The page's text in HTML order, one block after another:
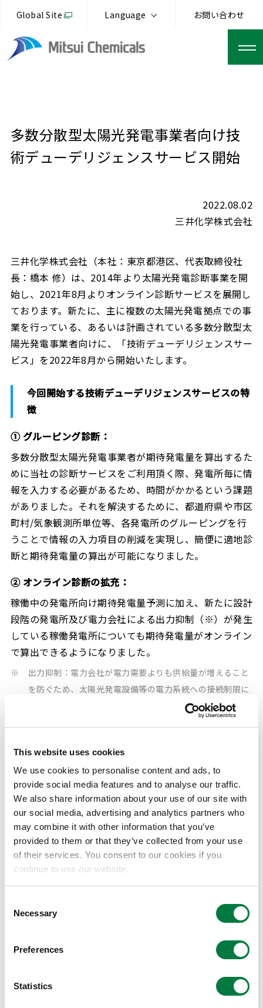
This website uses cookies
We use cookies to personalise content and ads, to
provide social media features and to analyse our traffic.
We also share information about your use of our site with
our social media, advertising and analytics partners who
may combine it with other information that you’ve
provided to them or that they’ve collected from your use
of their services. You consent to our cookies if you
continue to use our website.
Selection
Necessary
Preferences
Statistics
Global Site Language お問い合わせ
多数分散型太陽光発電事業者向け技
術デューデリジェンスサービス開始
2022.08.02
三井化学株式会社
三井化学株式会社（本社：東京都港区、代表取締役社
長：橋本 修）は、2014年より太陽光発電診断事業を開
始し、2021年8月よりオンライン診断サービスを展開し
ております。新たに、主に複数の太陽光発電拠点での事
業を行っている、あるいは計画されている多数分散型太
陽光発電事業者向けに、「技術デューデリジェンスサー
ビス」を2022年8月から開始いたします。
今回開始する技術デューデリジェンスサービスの特
徴
① グルーピング診断：
多数分散型太陽光発電事業者が期待発電量を算出するた
めに当社の診断サービスをご利用頂く際、発電所毎に情
報を入力する必要があるため、時間がかかるという課題
がありました。それを解決するために、都道府県や市区
町村/気象観測所単位等、各発電所のグルーピングを行
うことで情報の入力項目の削減を実現し、簡便に適地診
断と期待発電量の算出が可能になりました。
② オンライン診断の拡充：
稼働中の発電所向け期待発電量予測に加え、新たに設計
段階の発電所及び電力会社による出力抑制（※）が発生
している稼働発電所についても期待発電量がオンライン
で算出できるようになりました。
※
出力抑制：電力会社が電力需要よりも供給量が増えること
を防ぐため、太陽光発電設備等の電力系統への接続制限に
より、電力の買い取りを一時的に制限すること。
事業者のご要望に応じて現地調査を実施しております
が、AI 等による画像照合技術を用いることにより、事
業者にて撮影した写真や動画をご提出を頂くだけで、現
地調査を行うことなく、発電所が設計通り設置されてい
るか等の調査を、より早く行うことが可能となりまし
た。
三井化学の太陽光発電診断・コンサルティングサービス